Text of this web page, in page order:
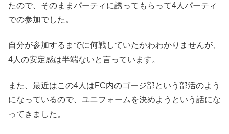
たので、そのままパーティに誘ってもらって4人パーティ
での参加でした。
自分が参加するまでに何戦していたかわわかりませんが、
4人の安定感は半端ないと言っています。
また、最近はこの4人はFC内のゴージ部という部活のよう
になっているので、ユニフォームを決めようという話にな
ってきました。